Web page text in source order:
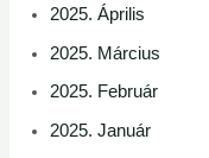
2025. Április
2025. Március
2025. Február
2025. Január